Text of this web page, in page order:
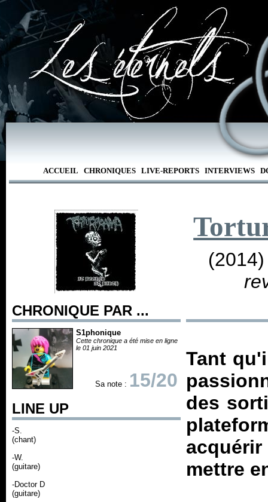
ACCUEIL CHRONIQUES LIVE-REPORTS INTERVIEWS
CHRONIQUE PAR ...
S1phonique
Cette chronique a été mise en ligne
le 01 juin 2021
Sa note : 15/20
LINE UP
-S.
(chant)
-W.
(guitare)
-Doctor D
(guitare)
Tant
des
mettre